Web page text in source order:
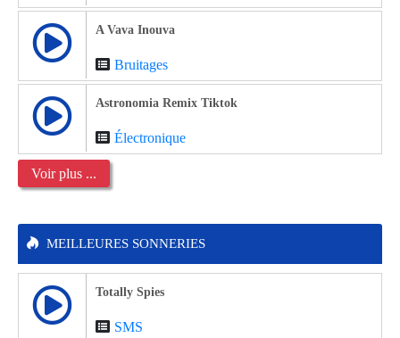
A Vava Inouva
Bruitages
Astronomia Remix Tiktok
Électronique
Voir plus ...
MEILLEURES SONNERIES
Totally Spies
SMS